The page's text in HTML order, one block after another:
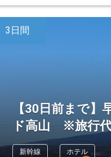
3日間
【30日前まで
ド高山 ※旅行代
新幹線
ホテル